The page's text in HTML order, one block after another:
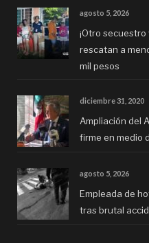
agosto 5, 2026
¡Otro
rescatan a
mil pesos
diciembre 31, 2020
Ampliación del
firme en medio
agosto 5, 2026
Empleada de
tras brutal